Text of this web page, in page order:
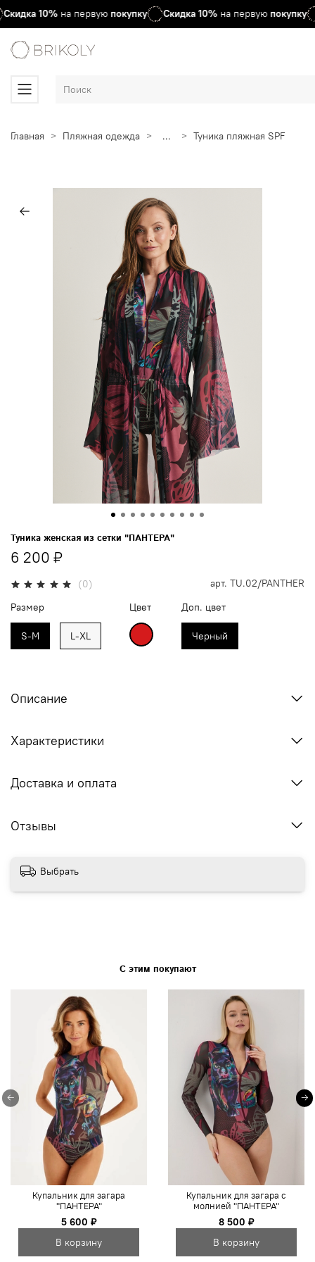
Скидка10%на первуюпокупку Скидка10%на первуюпокупку
Главная Пляжная одежда ... Туника пляжная SPF
(0) арт. TU.02/PANTHER
Туника женская из сетки "ПАНТЕРА"
6 200 ₽
Размер
S-M L-XL
Цвет Доп. цвет
Черный
Описание
Характеристики
Доставка и оплата
Отзывы
Выбрать
С этим покупают
Купальник для загара
"ПАНТЕРА"
5 600 ₽
В корзину
Купальник для загара с
молнией "ПАНТЕРА"
8 500 ₽
В корзину